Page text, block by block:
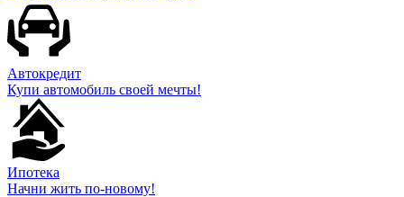
Автокредит
Купи автомобиль своей мечты!
Ипотека
Начни жить по-новому!